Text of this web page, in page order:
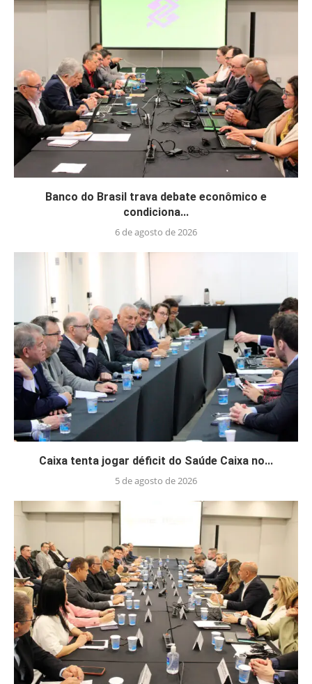
Banco do Brasil trava debate econômico e
condiciona...
6 de agosto de 2026
Caixa tenta jogar déficit do Saúde Caixa no...
5 de agosto de 2026